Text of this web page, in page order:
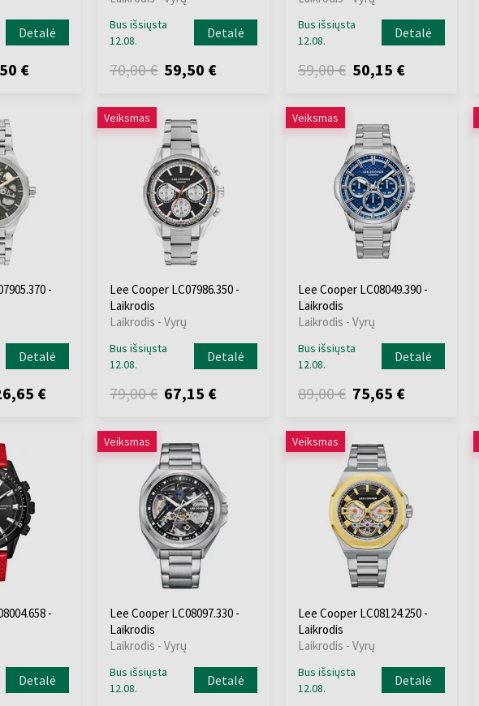
Detalė
€
Bus išsiųsta
12.08.
Detalė
70,00 € 59,50 €
Bus išsiųsta
12.08.
Detalė
59,00 € 50,15 €
-
Detalė
€
Veiksmas
Lee Cooper LC07986.350 -
Laikrodis
Laikrodis - Vyrų
Bus išsiųsta
12.08.
Detalė
79,00 € 67,15 €
Veiksmas
Lee Cooper LC08049.390 -
Laikrodis
Laikrodis - Vyrų
Bus išsiųsta
12.08.
Detalė
89,00 € 75,65 €
-
Detalė
Veiksmas
Lee Cooper LC08097.330 -
Laikrodis
Laikrodis - Vyrų
Bus išsiųsta
12.08.
Detalė
Veiksmas
Lee Cooper LC08124.250 -
Laikrodis
Laikrodis - Vyrų
Bus išsiųsta
12.08.
Detalė